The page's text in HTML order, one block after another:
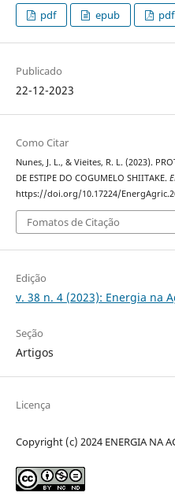
pdf epub
Publicado
22-12-2023
Como Citar
Nunes, J. L., & Vieites, R. L. (2023).
DE ESTIPE DO COGUMELO SHIITAKE.
https://doi.org/10.17224/
Fomatos de Citação
Edição
v. 38 n. 4 (2023): Energia na
Seção
Artigos
Licença
Copyright (c) 2024 ENERGIA NA